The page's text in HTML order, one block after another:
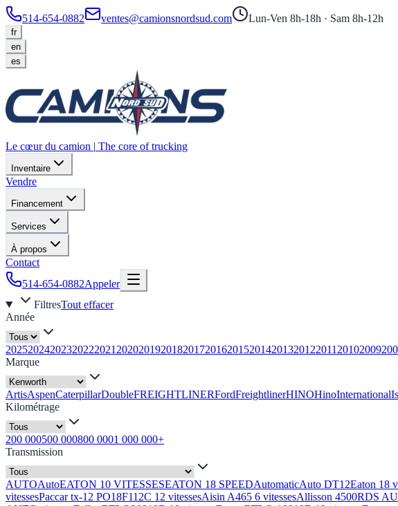
514-654-0882 ventes@camionsnordsud.com Lun-Ven 8h-18h · Sam 8h-12h
fr
en
es
Le cœur du camion | The core of trucking
Inventaire
Vendre
Financement
Services
À propos
Contact
514-654-0882Appeler
FiltresTout effacer
Année
20252024202320222021 2020201920182017201620152014201320122011 20102009
Marque
ArtisAspenCaterpillarDoubleFREIGHTLINERFordFreightlinerHINOHinoInternational
Kilométrage
200 000500 000800 0001 000 000+
Transmission
AUTOAutoEATON 10 VITESSESEATON 18 SPEEDAutomaticAuto DT12Eaton 18
vitessesPaccar tx-12 PO18F112C 12 vitessesAisin A465 6 vitessesAllisson 4500RDS